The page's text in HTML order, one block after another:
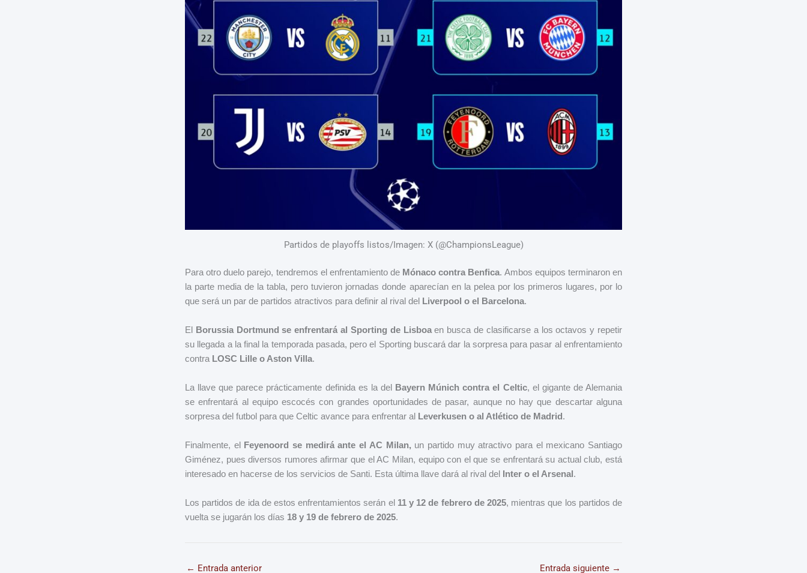
Partidos de playoffs listos/Imagen: X (@ChampionsLeague)
Para otro duelo parejo, tendremos el enfrentamiento de Mónaco contra Benfica. Ambos equipos terminaron en
la parte media de la tabla, pero tuvieron jornadas donde aparecían en la pelea por los primeros lugares, por lo
que será un par de partidos atractivos para definir al rival del Liverpool o el Barcelona.
El Borussia Dortmund se enfrentará al Sporting de Lisboaen busca de clasificarse a los octavos y repetir
su llegada a la final la temporada pasada, pero el Sporting buscará dar la sorpresa para pasar al enfrentamiento
contra LOSC Lille o Aston Villa.
La llave que parece prácticamente definida es la del Bayern Múnich contra el Celtic, el gigante de Alemania
se enfrentará al equipo escocés con grandes oportunidades de pasar, aunque no hay que descartar alguna
sorpresa del futbol para que Celtic avance para enfrentar al Leverkusen o al Atlético de Madrid.
Finalmente, el Feyenoord se medirá ante el AC Milan, un partido muy atractivo para el mexicano Santiago
Giménez, pues diversos rumores afirmar que el AC Milan, equipo con el que se enfrentará su actual club, está
interesado en hacerse de los servicios de Santi. Esta última llave dará al rival del Inter o el Arsenal.
Los partidos de ida de estos enfrentamientos serán el 11 y 12 de febrero de 2025, mientras que los partidos de
vuelta se jugarán los días 18 y 19 de febrero de 2025.
← Entrada anterior Entrada siguiente →